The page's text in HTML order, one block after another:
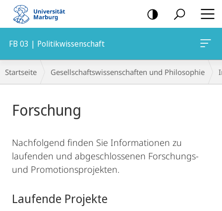
Mobile-
Navigation
FB 03 | Politikwissenschaft
Breadcrumb-
Navigation
Startseite Gesellschaftswissenschaften und Philosophie
Forschung
Nachfolgend finden Sie Informationen zu
laufenden und abgeschlossenen Forschungs-
und Promotionsprojekten.
Laufende Projekte